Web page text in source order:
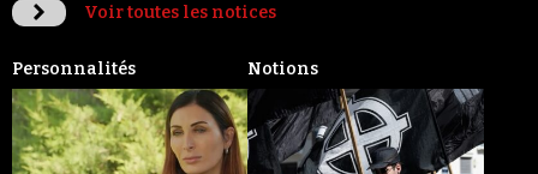
Voir toutes les notices
Personnalités Notions